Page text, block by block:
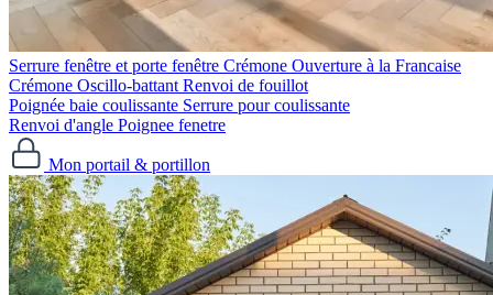
Serrure fenêtre et porte fenêtre
Crémone Ouverture à la Francaise
Crémone Oscillo-battant Renvoi de fouillot
Poignée baie coulissante Serrure pour coulissante
Renvoi d'angle Poignee fenetre
Mon portail & portillon